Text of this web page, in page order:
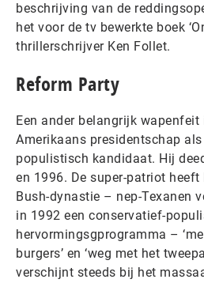
beschrijving van de
het voor de tv bewerkte boek
thrillerschrijver Ken Follet.
Reform Party
Een ander belangrijk
Amerikaans presidentschap
populistisch kandidaat. Hij
en 1996. De super-patriot
Bush-dynastie – nep-Texanen
in 1992 een conservatief-
hervormingsgprogramma –
burgers’ en ‘weg met het
verschijnt steeds bij het